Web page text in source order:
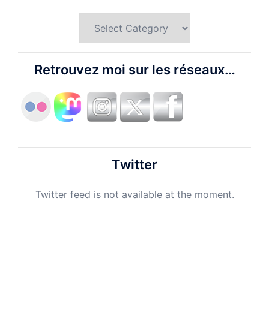
Retrouvez moi sur les réseaux…
Twitter
Twitter feed is not available at the moment.